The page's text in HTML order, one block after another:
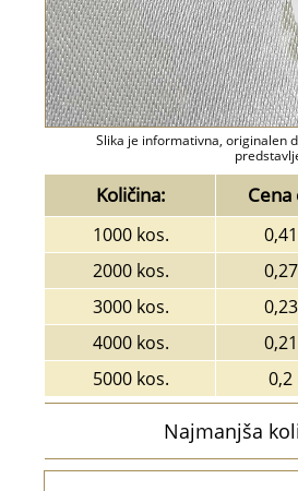
Slika je informativna, originalen
Količina:
1000 kos.
2000 kos.
3000 kos.
4000 kos.
5000 kos.
0,2
Najmanjša